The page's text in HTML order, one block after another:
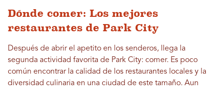
Dónde comer: Los mejores
restaurantes de Park City
Después de abrir el apetito en los senderos, llega la
segunda actividad favorita de Park City: comer. Es poco
común encontrar la calidad de los restaurantes locales y la
diversidad culinaria en una ciudad de este tamaño. Aun